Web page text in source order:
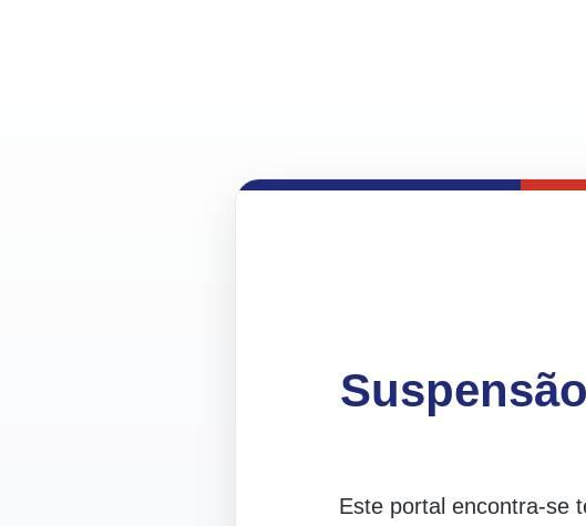
Este portal encontra-se